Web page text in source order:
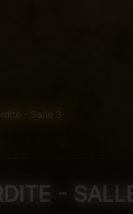
- Salle 3
-